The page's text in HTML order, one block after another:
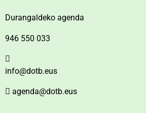
Durangaldeko agenda
946 550 033
info@dotb.eus
agenda@dotb.eus